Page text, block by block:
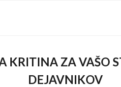
KRITINA ZA VAŠO
DEJAVNIKOV